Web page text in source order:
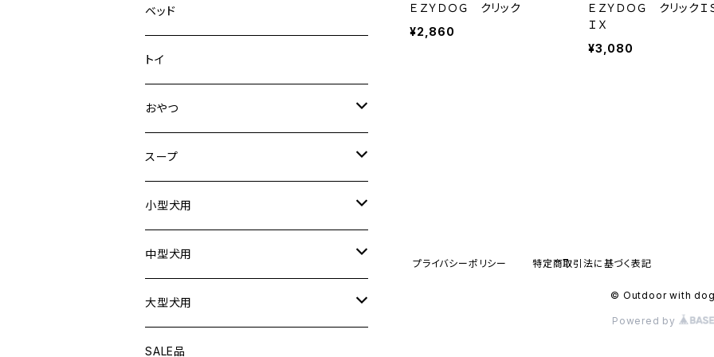
ＥＺＹＤＯＧ クリック
¥2,860
ＥＺＹＤＯＧ クリックＩ
ＩＸ
¥3,080
デニム＆コーデュロイ
その他
ドライブハーネス
カーシートアタッチメント
クリック
ドライブシートカバー
ドライブボックス
ベッド
トイ
おやつ
犬用
猫用
スープ
犬用
猫用
小型犬用
リード
首輪
ハーネス
中型犬用
リード
首輪
大型犬用
リード
SALE品
プライバシーポリシー 特定商取引法に基づく表記
© Outdoor with dog
Powered by